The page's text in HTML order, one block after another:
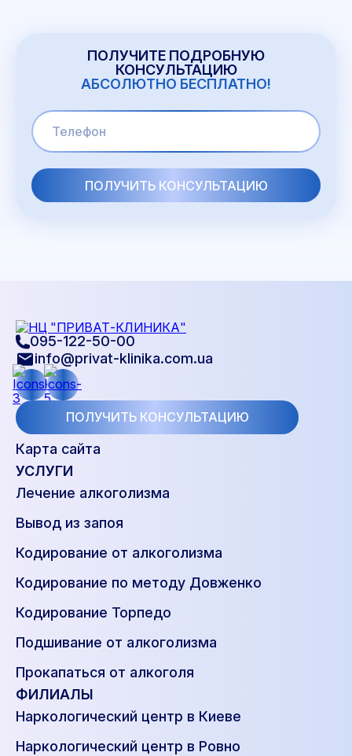
ПОЛУЧИТЕ ПОДРОБНУЮ
КОНСУЛЬТАЦИЮ
АБСОЛЮТНО БЕСПЛАТНО!
095-122-50-00
info@privat-klinika.com.ua
ПОЛУЧИТЬ КОНСУЛЬТАЦИЮ
Карта сайта
УСЛУГИ
Лечение алкоголизма
Вывод из запоя
Кодирование от алкоголизма
Кодирование по методу Довженко
Кодирование Торпедо
Подшивание от алкоголизма
Прокапаться от алкоголя
ФИЛИАЛЫ
Наркологический центр в Киеве
Наркологический центр в Ровно